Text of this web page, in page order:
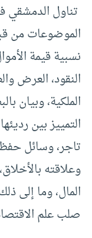
تناول الدمشقي
الموضوعات من
نسبية قيمة
النقود، العرض
الملكية، وبيان
التمييز بين
تاجر، وسائل
وعلاقته
المال، وما إلى
صلب علم